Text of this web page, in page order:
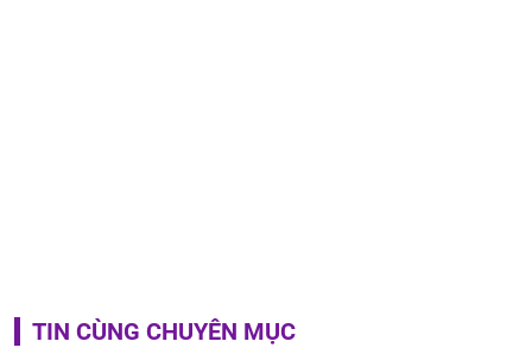
TIN CÙNG CHUYÊN MỤC